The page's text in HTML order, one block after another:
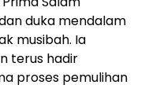
duka mendalam
musibah. Ia
terus hadir
proses pemulihan